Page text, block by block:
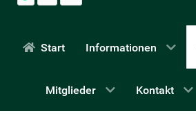
Start Informationen
Mitglieder Kontakt